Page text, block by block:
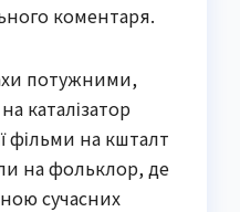
коментаря.
потужними,
каталізатор
фільми на кшталт
на фольклор, де
сучасних